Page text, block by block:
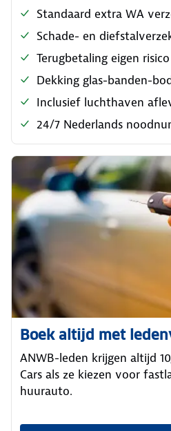
Standaard extra WA
Schade- en
Terugbetaling eigen
Dekking glas-banden-
Inclusief luchthaven
24/7 Nederlands
Boek altijd met
ANWB-leden krijgen altijd
Cars als ze kiezen voor
huurauto.